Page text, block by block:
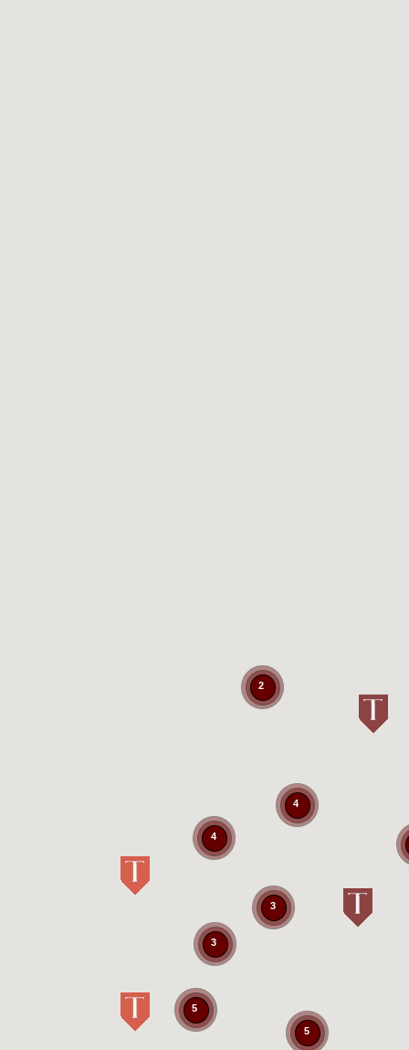
4
3
4
5
5
3
2